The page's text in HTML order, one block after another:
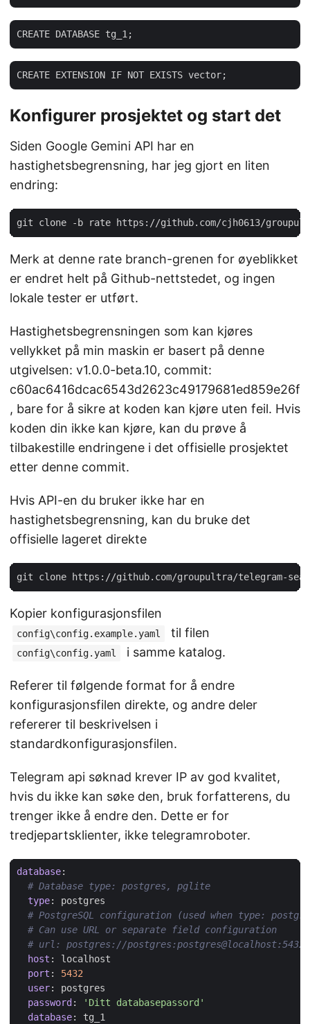
Konfigurer prosjektet og start det
Siden Google Gemini API har en
hastighetsbegrensning, har jeg gjort en liten
endring:
Merk at denne rate branch-grenen for øyeblikket
er endret helt på Github-nettstedet, og ingen
lokale tester er utført.
Hastighetsbegrensningen som kan kjøres
vellykket på min maskin er basert på denne
utgivelsen: v1.0.0-beta.10, commit:
c60ac6416dcac6543d2623c49179681ed859e26f
, bare for å sikre at koden kan kjøre uten feil. Hvis
koden din ikke kan kjøre, kan du prøve å
tilbakestille endringene i det offisielle prosjektet
etter denne commit.
Hvis API-en du bruker ikke har en
hastighetsbegrensning, kan du bruke det
offisielle lageret direkte
Kopier konfigurasjonsfilen
config\config.example.yaml til filen
config\config.yaml i samme katalog.
Referer til følgende format for å endre
konfigurasjonsfilen direkte, og andre deler
refererer til beskrivelsen i
standardkonfigurasjonsfilen.
Telegram api søknad krever IP av god kvalitet,
hvis du ikke kan søke den, bruk forfatterens, du
trenger ikke å endre den. Dette er for
tredjepartsklienter, ikke telegramroboter.
database:
# Database type: postgres, pglite
type:
postgres
# PostgreSQL configuration (used when type:
# Can use URL or separate field configuration
# url: postgres://postgres:postgres@localhost:5432/
host :
localhost
port :
5432
user:
postgres
password :
'Ditt databasepassord'
database: tg_1